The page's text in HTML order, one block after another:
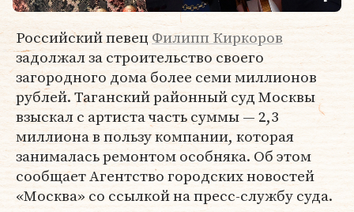
Российский певецФилипп Киркоров
задолжал за строительство своего
загородного дома более семи миллионов
рублей. Таганский районный суд Москвы
взыскал с артиста часть суммы — 2,3
миллиона в пользу компании, которая
занималась ремонтом особняка. Об этом
сообщает Агентство городских новостей
«Москва» со ссылкой на пресс-службу суда.